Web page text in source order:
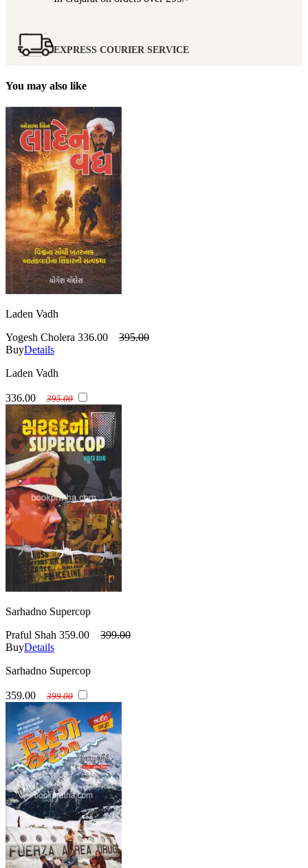
EXPRESS COURIER SERVICE
You may also like
Laden Vadh
Yogesh Cholera 336.00
395.00
BuyDetails
Laden Vadh
336.00 395.00
Sarhadno Supercop
Praful Shah 359.00
399.00
BuyDetails
Sarhadno Supercop
359.00 399.00